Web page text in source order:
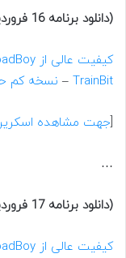
(دانلود برنامه 16 فروردین 1395)
کیفیت عالی از UploadBoy
TrainBit
– نسخه کم
[جهت مشاهده
…
(دانلود برنامه 17 فروردین 1395)
کیفیت عالی از UploadBoy